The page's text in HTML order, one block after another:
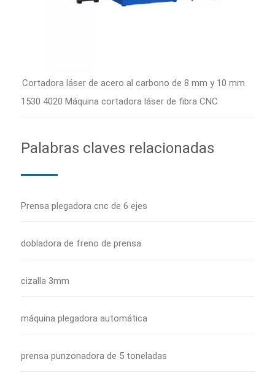
Cortadora láser de acero al carbono de 8 mm y 10 mm
1530 4020 Máquina cortadora láser de fibra CNC
Palabras claves relacionadas
Prensa plegadora cnc de 6 ejes
dobladora de freno de prensa
cizalla 3mm
máquina plegadora automática
prensa punzonadora de 5 toneladas